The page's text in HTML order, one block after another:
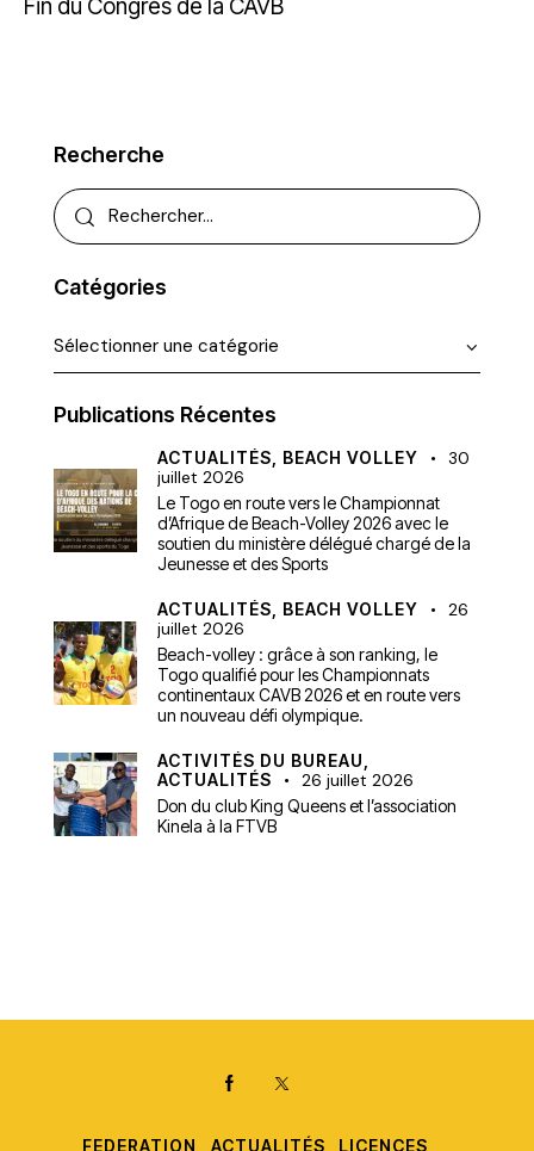
Fin du Congrès de la CAVB
Recherche
Catégories
Publications Récentes
ACTUALITÉS, BEACH VOLLEY
30
juillet 2026
Le Togo en route vers le Championnat
d’Afrique de Beach-Volley 2026 avec le
soutien du ministère délégué chargé de la
Jeunesse et des Sports
ACTUALITÉS, BEACH VOLLEY
26
juillet 2026
Beach-volley : grâce à son ranking, le
Togo qualifié pour les Championnats
continentaux CAVB 2026 et en route vers
un nouveau défi olympique.
ACTIVITÉS DU BUREAU,
ACTUALITÉS
26 juillet 2026
Don du club King Queens et l’association
Kinela à la FTVB
FEDERATION ACTUALITÉS LICENCES